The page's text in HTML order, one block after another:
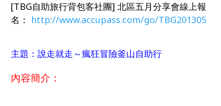
[TBG自助旅行背包客社團] 北區五月分享會線上報
名： http://www.accupass.com/go/TBG201305
主題：說走就走～瘋狂冒險釜山自助行
內容簡介：